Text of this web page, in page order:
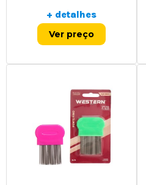
+ detalhes
Ver preço